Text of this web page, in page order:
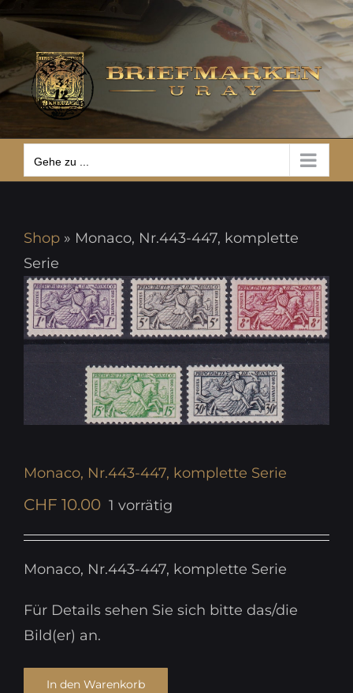
Zum
Inhalt
springen
Gehe zu ...
Gehe zu ...
Shop » Monaco, Nr.443-447, komplette
Serie
Monaco, Nr.443-447, komplette Serie
CHF 10.00 1 vorrätig
Monaco, Nr.443-447, komplette Serie
Für Details sehen Sie sich bitte das/die
Bild(er) an.
In den Warenkorb